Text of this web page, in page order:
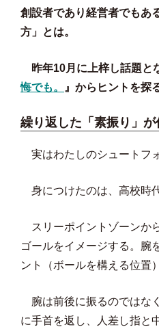
創設者であり経営者でもあ
方」とは。
昨年10月に上梓し話題と
悔でも。
』 からヒントを探
繰り返した「素振り」
実はわたしのシュートフ
身につけたのは、高校時
スリーポイントゾーンか
ゴールをイメージする。腕
ント（ボールを構える位置
腕は前後に振るのではな
に手首を返し、人差し指と